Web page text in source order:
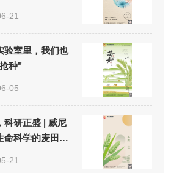
21
验室里，我们也
种"
05
科研正盛 | 威尼
命科学的麦田
验的"小小圆满"
21